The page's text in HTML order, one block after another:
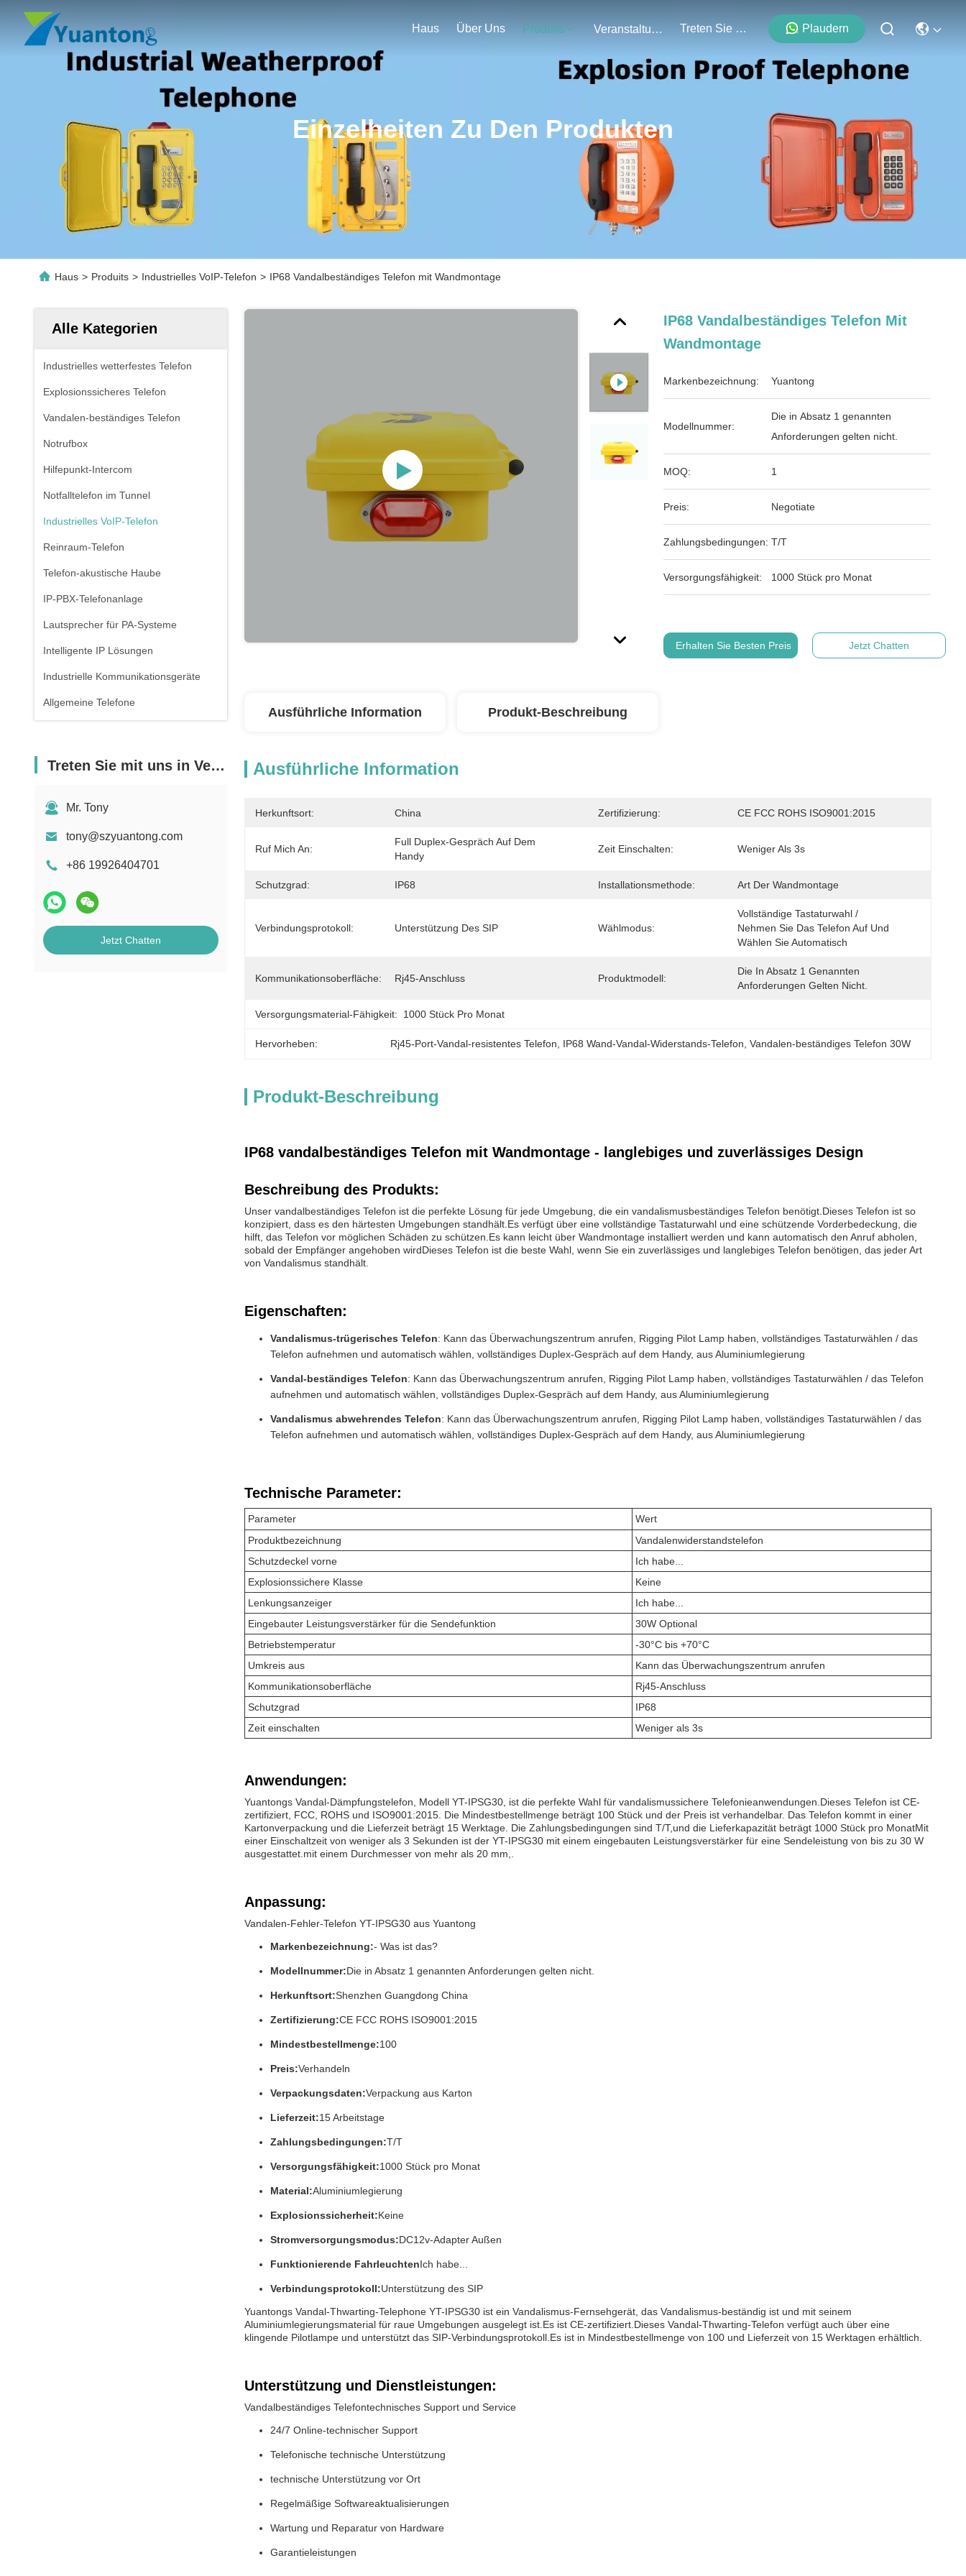
Haus Über Uns Produits Veranstaltungen Treten Sie Mit Uns In Verbindung Plaudern
Einzelheiten Zu Den Produkten
Haus > Produits > Industrielles VoIP-Telefon > IP68 Vandalbeständiges Telefon mit Wandmontage
Alle Kategorien
Industrielles wetterfestes Telefon
Explosionssicheres Telefon
Vandalen-beständiges Telefon
Notrufbox
Hilfepunkt-Intercom
Notfalltelefon im Tunnel
Industrielles VoIP-Telefon
Reinraum-Telefon
Telefon-akustische Haube
IP-PBX-Telefonanlage
Lautsprecher für PA-Systeme
Intelligente IP Lösungen
Industrielle Kommunikationsgeräte
Allgemeine Telefone
Treten Sie mit uns in Verbindung
Mr. Tony
tony@szyuantong.com
+86 19926404701
Jetzt Chatten
IP68 Vandalbeständiges Telefon Mit
Wandmontage
Markenbezeichnung: Yuantong
Modellnummer:
Die in Absatz 1 genannten
Anforderungen gelten nicht.
MOQ: 1
Preis: Negotiate
Zahlungsbedingungen: T/T
Versorgungsfähigkeit: 1000 Stück pro Monat
Erhalten Sie Besten Preis Jetzt Chatten
Ausführliche Information Produkt-Beschreibung
Ausführliche Information
Herkunftsort: China Zertifizierung: CE FCC ROHS ISO9001:2015
Ruf Mich An:
Full Duplex-Gespräch Auf Dem
Handy
Zeit Einschalten: Weniger Als 3s
Schutzgrad: IP68 Installationsmethode: Art Der Wandmontage
Verbindungsprotokoll: Unterstützung Des SIP Wählmodus:
Vollständige Tastaturwahl /
Nehmen Sie Das Telefon Auf Und
Wählen Sie Automatisch
Kommunikationsoberfläche: Rj45-Anschluss Produktmodell:
Die In Absatz 1 Genannten
Anforderungen Gelten Nicht.
Versorgungsmaterial-Fähigkeit: 1000 Stück Pro Monat
Hervorheben: Rj45-Port-Vandal-resistentes Telefon IP68 Wand-Vandal-Widerstands-Telefon , Vandalen-beständiges Telefon 30W
Produkt-Beschreibung
IP68 vandalbeständiges Telefon mit Wandmontage - langlebiges und zuverlässiges Design
Beschreibung des Produkts:
Unser vandalbeständiges Telefon ist die perfekte Lösung für jede Umgebung, die ein vandalismusbeständiges Telefon benötigt.Dieses Telefon ist so
konzipiert, dass es den härtesten Umgebungen standhält.Es verfügt über eine vollständige Tastaturwahl und eine schützende Vorderbedeckung, die
hilft, das Telefon vor möglichen Schäden zu schützen.Es kann leicht über Wandmontage installiert werden und kann automatisch den Anruf abholen,
sobald der Empfänger angehoben wirdDieses Telefon ist die beste Wahl, wenn Sie ein zuverlässiges und langlebiges Telefon benötigen, das jeder Art
von Vandalismus standhält.
Eigenschaften:
Vandalismus-trügerisches Telefon: Kann das Überwachungszentrum anrufen, Rigging Pilot Lamp haben, vollständiges Tastaturwählen / das
Telefon aufnehmen und automatisch wählen, vollständiges Duplex-Gespräch auf dem Handy, aus Aluminiumlegierung
Vandal-beständiges Telefon: Kann das Überwachungszentrum anrufen, Rigging Pilot Lamp haben, vollständiges Tastaturwählen / das Telefon
aufnehmen und automatisch wählen, vollständiges Duplex-Gespräch auf dem Handy, aus Aluminiumlegierung
Vandalismus abwehrendes Telefon: Kann das Überwachungszentrum anrufen, Rigging Pilot Lamp haben, vollständiges Tastaturwählen / das
Telefon aufnehmen und automatisch wählen, vollständiges Duplex-Gespräch auf dem Handy, aus Aluminiumlegierung
Technische Parameter:
Parameter
Wert
Produktbezeichnung
Vandalenwiderstandstelefon
Schutzdeckel vorne
Ich habe...
Explosionssichere Klasse
Keine
Lenkungsanzeiger
Ich habe...
Eingebauter Leistungsverstärker für die Sendefunktion
30W Optional
Betriebstemperatur
-30°C bis +70°C
Umkreis aus
Kann das Überwachungszentrum anrufen
Kommunikationsoberfläche
Rj45-Anschluss
Schutzgrad
IP68
Zeit einschalten
Weniger als 3s
Anwendungen:
Yuantongs Vandal-Dämpfungstelefon, Modell YT-IPSG30, ist die perfekte Wahl für vandalismussichere Telefonieanwendungen.Dieses Telefon ist CE-
zertifiziert, FCC, ROHS und ISO9001:2015. Die Mindestbestellmenge beträgt 100 Stück und der Preis ist verhandelbar. Das Telefon kommt in einer
Kartonverpackung und die Lieferzeit beträgt 15 Werktage. Die Zahlungsbedingungen sind T/T,und die Lieferkapazität beträgt 1000 Stück pro MonatMit
einer Einschaltzeit von weniger als 3 Sekunden ist der YT-IPSG30 mit einem eingebauten Leistungsverstärker für eine Sendeleistung von bis zu 30 W
ausgestattet.mit einem Durchmesser von mehr als 20 mm,.
Anpassung:
Vandalen-Fehler-Telefon YT-IPSG30 aus Yuantong
Markenbezeichnung:- Was ist das?
Modellnummer:Die in Absatz 1 genannten Anforderungen gelten nicht.
Herkunftsort:Shenzhen Guangdong China
Zertifizierung:CE FCC ROHS ISO9001:2015
Mindestbestellmenge:100
Preis:Verhandeln
Verpackungsdaten:Verpackung aus Karton
Lieferzeit:15 Arbeitstage
Zahlungsbedingungen:T/T
Versorgungsfähigkeit:1000 Stück pro Monat
Material:Aluminiumlegierung
Explosionssicherheit:Keine
Stromversorgungsmodus:DC12v-Adapter Außen
Funktionierende FahrleuchtenIch habe...
Verbindungsprotokoll:Unterstützung des SIP
Yuantongs Vandal-Thwarting-Telephone YT-IPSG30 ist ein Vandalismus-Fernsehgerät, das Vandalismus-beständig ist und mit seinem
Aluminiumlegierungsmaterial für raue Umgebungen ausgelegt ist.Es ist CE-zertifiziert.Dieses Vandal-Thwarting-Telefon verfügt auch über eine
klingende Pilotlampe und unterstützt das SIP-Verbindungsprotokoll.Es ist in Mindestbestellmenge von 100 und Lieferzeit von 15 Werktagen erhältlich.
Unterstützung und Dienstleistungen:
Vandalbeständiges Telefontechnisches Support und Service
24/7 Online-technischer Support
Telefonische technische Unterstützung
technische Unterstützung vor Ort
Regelmäßige Softwareaktualisierungen
Wartung und Reparatur von Hardware
Garantieleistungen